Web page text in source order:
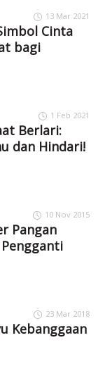
13 Mar 2021
Cinta
bagi
1 Feb 2021
Berlari:
dan Hindari!
10 Nov 2015
Pangan
23 Mar 2018
Kebanggaan